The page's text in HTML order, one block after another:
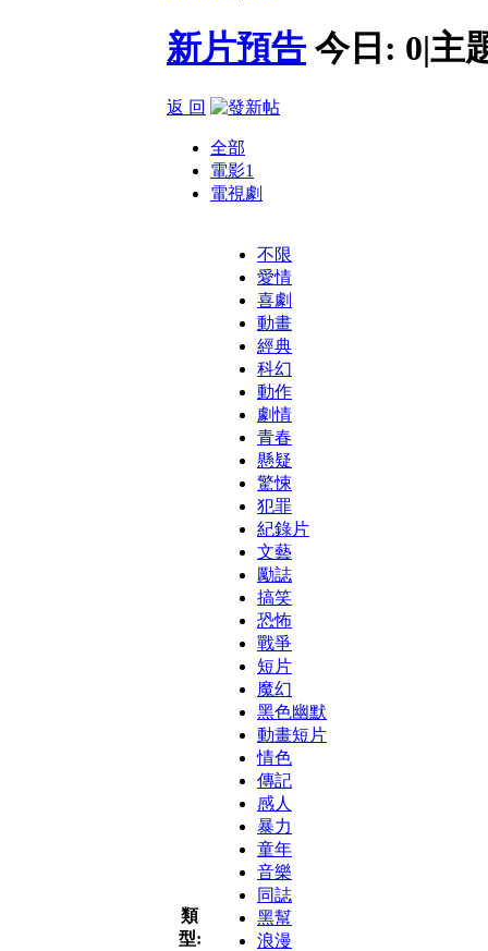
新片預告 今日: 0|主
返 回
全部
電影1
電視劇
類
型:
不限
愛情
喜劇
動畫
經典
科幻
動作
劇情
青春
懸疑
驚悚
犯罪
紀錄片
文藝
勵誌
搞笑
恐怖
戰爭
短片
魔幻
黑色幽默
動畫短片
情色
傳記
感人
暴力
童年
音樂
同誌
黑幫
浪漫